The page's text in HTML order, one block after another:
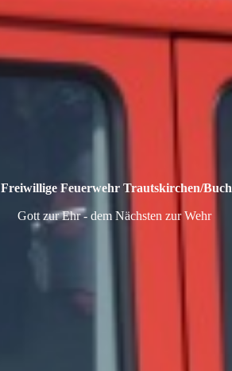
Freiwillige Feuerwehr Trautskirchen/Buch
Gott zur Ehr - dem Nächsten zur Wehr